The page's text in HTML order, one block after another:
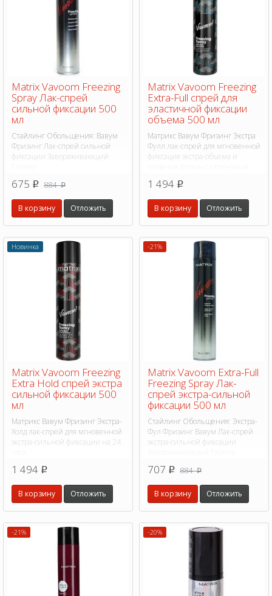
Matrix Vavoom Freezing
Spray Лак-спрей
сильной фиксации 500
мл
Стайлинг Обольщения: Вавум
Фризинг Лак-спрей сильной
фиксации Завораживающий
675 p 884 p
В корзину Отложить
Matrix Vavoom Freezing
Extra-Full спрей для
эластичной фиксации
объема 500 мл
Матрикс Вавум Фризинг Экстра
Фулл лак-спрей для мгновенной
фиксация экстра-объема и
1 494 p
В корзину Отложить
Новинка
Matrix Vavoom Freezing
Extra Hold спрей экстра
сильной фиксации 500
мл
Матрикс Вавум Фризинг Экстра-
Холд лак-спрей для мгновенной
экстра-сильной фиксации на 24
1 494 p
В корзину Отложить
-21%
Matrix Vavoom Extra-Full
Freezing Spray Лак-
спрей экстра-сильной
фиксации 500 мл
Стайлинг Обольщения: Экстра-
Фул Фризинг Вавум Лак-спрей
экстра-сильной фиксации
707 p 884 p
В корзину Отложить
-21% -20%